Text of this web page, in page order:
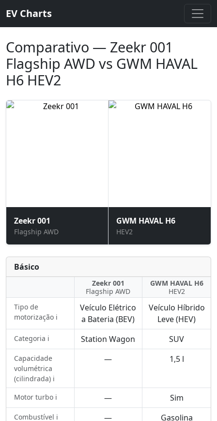
EV Charts
Comparativo — Zeekr 001
Flagship AWD vs GWM HAVAL
H6 HEV2
Zeekr 001
Flagship AWD
GWM HAVAL H6
HEV2
Básico
Zeekr 001
Flagship AWD
GWM HAVAL H6
HEV2
Tipo de
motorização ℹ️
Veículo Elétrico
a Bateria (BEV)
Veículo Híbrido
Leve (HEV)
Categoria ℹ️ Station Wagon SUV
Capacidade
volumétrica
(cilindrada) ℹ️
— 1,5 l
Motor turbo ℹ️ — Sim
Combustível ℹ️ — Gasolina